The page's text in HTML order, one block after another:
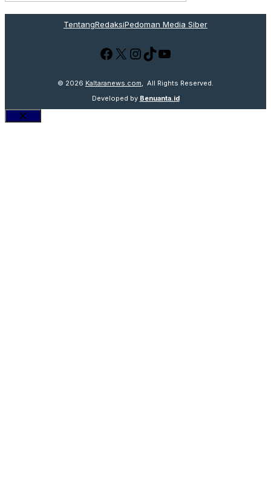
TentangRedaksiPedoman Media Siber
Facebook
X Instagram
TikTok
YouTube
© 2026 Kaltaranews.com , All Rights Reserved.
Developed by Benuanta.id
Close